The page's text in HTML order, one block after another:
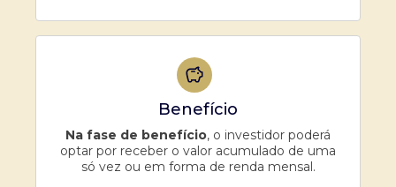
Benefício
Na fase de benefício, o investidor poderá
optar por receber o valor acumulado de uma
só vez ou em forma de renda mensal.